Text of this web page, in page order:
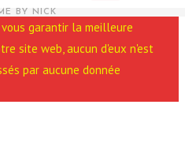
BY NICK
garantir la meilleure
site web, aucun d'eux n'est
par aucune donnée